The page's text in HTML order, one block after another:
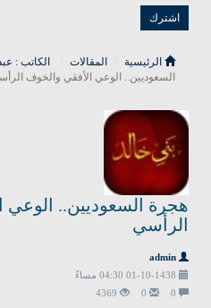
الرئيسية المقالات الكاتب :
السعوديين.. الوعي الأفقي والخوف
هجرة السعوديين.. الوعي
الرأسي
admin
4369